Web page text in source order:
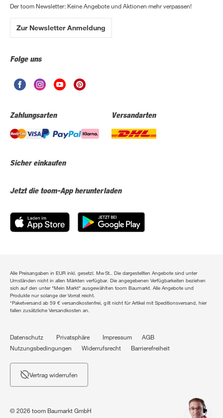
Der toom Newsletter: Keine Angebote und Aktionen mehr verpassen!
Zur Newsletter Anmeldung
Folge uns
Zahlungsarten Versandarten
Sicher einkaufen
Jetzt die toom-App herunterladen
Alle Preisangaben in EUR inkl. gesetzl. MwSt.. Die dargestellten Angebote sind unter
Umständen nicht in allen Märkten verfügbar. Die angegebenen Verfügbarkeiten beziehen
sich auf den unter "Mein Markt" ausgewählten toom Baumarkt. Alle Angebote und
Produkte nur solange der Vorrat reicht.
*Paketversand ab 59 € versandkostenfrei, gilt nicht für Artikel mit Speditionsversand, hier
fallen zusätzliche Versandkosten an.
Datenschutz Privatsphäre Impressum
AGB
Nutzungsbedingungen
Widerrufsrecht Barrierefreiheit
Vertrag widerrufen
© 2026 toom Baumarkt GmbH